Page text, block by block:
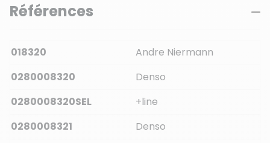
Références
018320
Andre Niermann
0280008320
Denso
0280008320SEL
+line
0280008321
Denso